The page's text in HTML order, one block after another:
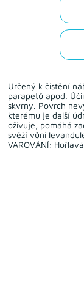
Určený k čistění
parapetů apod.
skvrny. Povrch
kterému je další
oživuje, pomáhá
svěží vůni
VAROVÁNÍ: